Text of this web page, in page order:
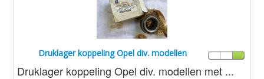
Druklager koppeling Opel div. modellen
Druklager koppeling Opel div. modellen met ...